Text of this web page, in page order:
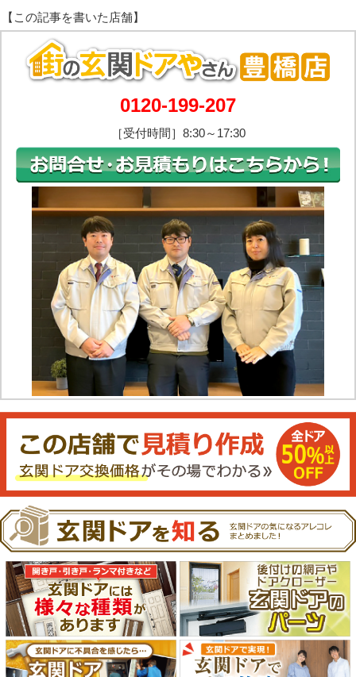
0120-199-207
［受付時間］8:30～17:30